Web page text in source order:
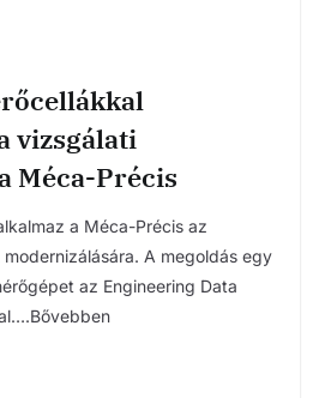
vizsgálati
Méca-Précis
a Méca-Précis az
A megoldás egy
az Engineering Data